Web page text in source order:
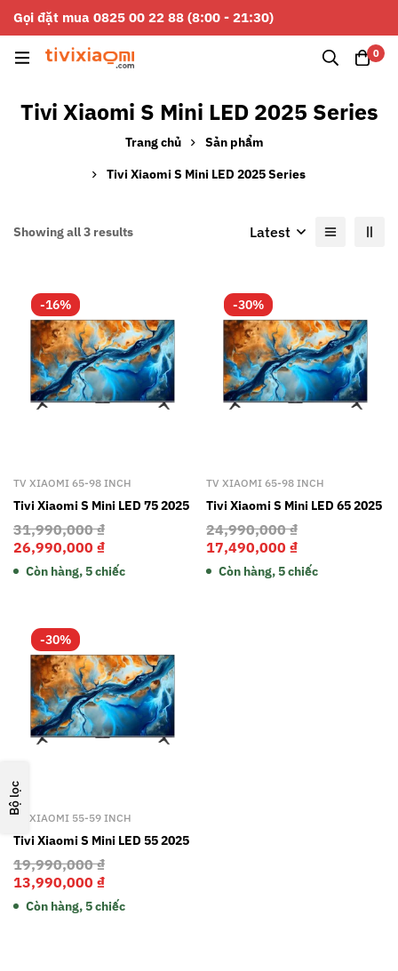
Gọi đặt mua 0825 00 22 88 (8:00 - 21:30)
0
Tivi Xiaomi S Mini LED 2025 Series
Trang chủ
Sản phẩm
Tivi Xiaomi S Mini LED 2025 Series
Bộ lọc
Showing all 3 results Latest
-16%
TV XIAOMI 65-98 INCH
Tivi Xiaomi S Mini LED 75 2025
31,990,000₫
26,990,000 ₫
Còn hàng, 5 chiếc
-30%
TV XIAOMI 65-98 INCH
Tivi Xiaomi S Mini LED 65 2025
24,990,000₫
17,490,000 ₫
Còn hàng, 5 chiếc
-30%
TV XIAOMI 55-59 INCH
Tivi Xiaomi S Mini LED 55 2025
19,990,000₫
13,990,000 ₫
Còn hàng, 5 chiếc